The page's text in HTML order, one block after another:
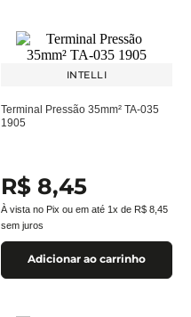
INTELLI
Terminal Pressão 35mm² TA-035
1905
R$ 8,45
À vista no Pix ou em até 1x de R$ 8 45
sem juros
Adicionar ao carrinho